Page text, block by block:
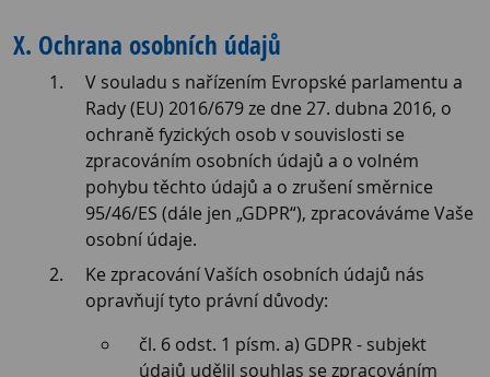
X. Ochrana osobních údajů
V souladu s nařízením Evropské parlamentu a
Rady (EU) 2016/679 ze dne 27. dubna 2016, o
ochraně fyzických osob v souvislosti se
zpracováním osobních údajů a o volném
pohybu těchto údajů a o zrušení směrnice
95/46/ES (dále jen „GDPR“), zpracováváme Vaše
osobní údaje.
Ke zpracování Vaších osobních údajů nás
opravňují tyto právní důvody:
čl. 6 odst. 1 písm. a) GDPR - subjekt
údajů udělil souhlas se zpracováním